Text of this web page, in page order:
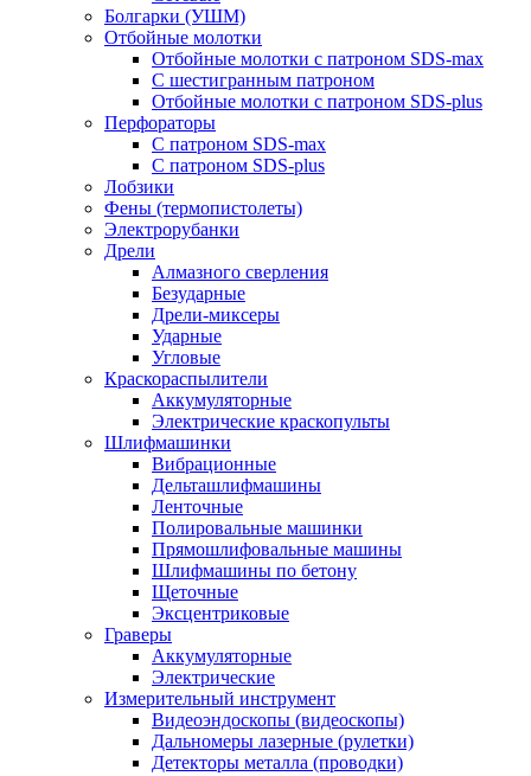
Болгарки (УШМ)
Отбойные молотки
Отбойные молотки с патроном SDS-max
С шестигранным патроном
Отбойные молотки с патроном SDS-plus
Перфораторы
С патроном SDS-max
С патроном SDS-plus
Лобзики
Фены (термопистолеты)
Электрорубанки
Дрели
Алмазного сверления
Безударные
Дрели-миксеры
Ударные
Угловые
Краскораспылители
Аккумуляторные
Электрические краскопульты
Шлифмашинки
Вибрационные
Дельташлифмашины
Ленточные
Полировальные машинки
Прямошлифовальные машины
Шлифмашины по бетону
Щеточные
Эксцентриковые
Граверы
Аккумуляторные
Электрические
Измерительный инструмент
Видеоэндоскопы (видеоскопы)
Дальномеры лазерные (рулетки)
Детекторы металла (проводки)